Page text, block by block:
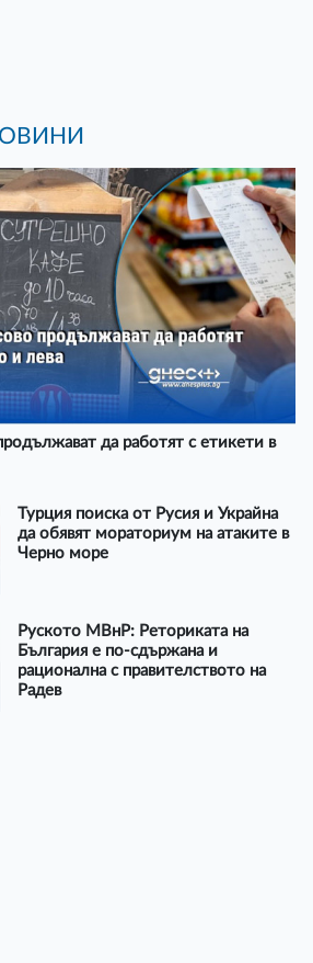
да работят с етикети в
Турция поиска от Русия и Украйна
да обявят мораториум на атаките в
Черно море
Руското МВнР: Реториката на
България е по-сдържана и
рационална с правителството на
Радев